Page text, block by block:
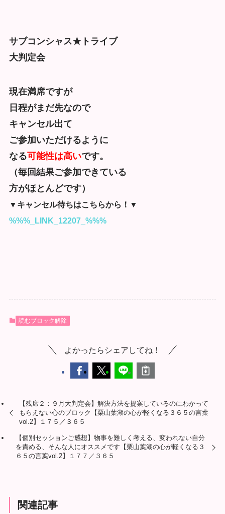
サブコンシャス★トライブ
大判定会
現在満席ですが
日程がまだ先なので
キャンセル出て
ご参加いただけるように
なる可能性は高いです。
（毎回結果ご参加できている
方がほとんどです）
▼キャンセル待ちはこちらから！▼
%%%_LINK_12207_%%%
読むブロック解除
よかったらシェアしてね！
【残席２：９月大判定会】解決方法を提案しているのにわかって
もらえない心のブロック【栗山葉湖の心が軽くなる３６５の言葉
vol.2】１７５／３６５
【個別セッションご感想】物事を難しく考える、変われない自分
を責める、そんな人にオススメです【栗山葉湖の心が軽くなる３
６５の言葉vol.2】１７７／３６５
関連記事